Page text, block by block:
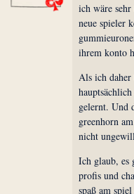
ich wäre
neue spieler
ihrem konto
Als ich
gelernt. Und
greenhorn
nicht
Ich glaub, es
profis und
spaß am